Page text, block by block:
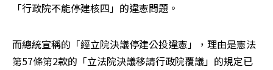
「行政院不能停建核四」的違憲問題。
而總統宣稱的「經立院決議停建公投違憲」，理由是憲法
第57條第2款的「立法院決議移請行政院覆議」的規定已